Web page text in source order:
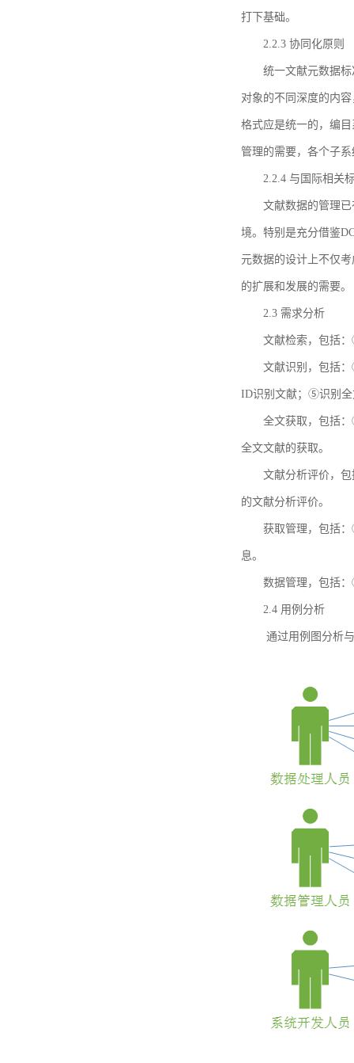
打下基础。
2.2.3 协同化原则
统一文献元数据
对象的不同深度的内
格式应是统一的，编
管理的需要，各个子
2.2.4 与国际相关
文献数据的管理
境。特别是充分借鉴
元数据的设计上不仅
的扩展和发展的需要。
2.3 需求分析
文献检索，包括
文献识别，包括
ID识别文献；⑤识别全
全文获取，包括
全文文献的获取。
文献分析评价，
的文献分析评价。
获取管理，包括
息。
数据管理，包括
2.4 用例分析
通过用例图分析